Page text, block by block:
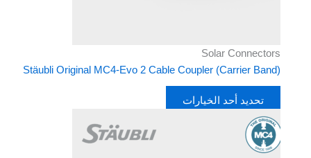
Solar Connectors
Stäubli Original MC4-Evo 2 Cable Coupler (Carrier Band)
تحديد أحد الخيارات